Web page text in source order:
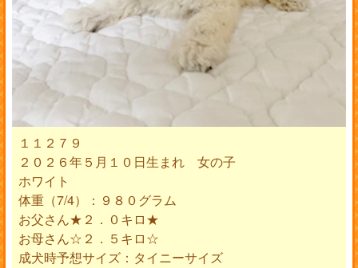
１１２７９
２０２６年５月１０日生まれ 女の子
ホワイト
体重（7/4）：９８０グラム
お父さん★２．０キロ★
お母さん☆２．５キロ☆
成犬時予想サイズ：タイニーサイズ